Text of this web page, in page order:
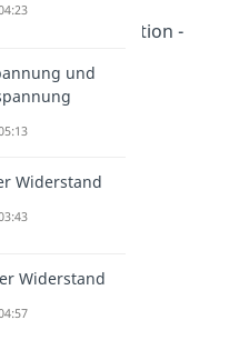
Transformation -
und
Widerstand
Widerstand